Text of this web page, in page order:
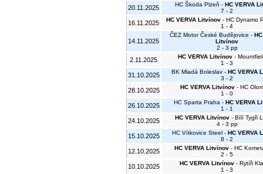
20.11.2025 HC Škoda Plzeň - HC VERVA
7 - 2
16.11.2025 HC VERVA Litvínov - HC Dynamo
1 - 4
14.11.2025
ČEZ Motor České Budějovice -
Litvínov
2 - 3 pp
2.11.2025 HC VERVA Litvínov -
1 - 3
31.10.2025 BK Mladá Boleslav - HC VERVA
3 - 2
28.10.2025 HC VERVA Litvínov- HC
1 - 0
26.10.2025 HC Sparta Praha - HC VERVA
1 - 1
24.10.2025 HC VERVA Litvínov- Bílí Tygři
4 - 3 pp
15.10.2025 HC Vítkovice Steel - HC VERVA
8 - 2
12.10.2025 HC VERVA Litvínov- HC
2 - 5
10.10.2025 HC VERVA Litvínov - Rytíři
1 - 3